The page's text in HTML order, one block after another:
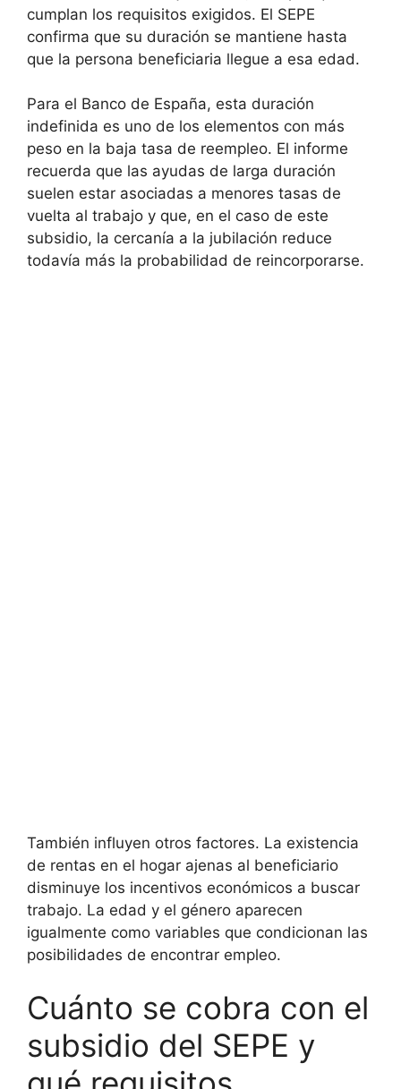
cumplan los requisitos exigidos. El SEPE
confirma que su duración se mantiene hasta
que la persona beneficiaria llegue a esa edad.
Para el Banco de España, esta duración
indefinida es uno de los elementos con más
peso en la baja tasa de reempleo. El informe
recuerda que las ayudas de larga duración
suelen estar asociadas a menores tasas de
vuelta al trabajo y que, en el caso de este
subsidio, la cercanía a la jubilación reduce
todavía más la probabilidad de reincorporarse.
También influyen otros factores. La existencia
de rentas en el hogar ajenas al beneficiario
disminuye los incentivos económicos a buscar
trabajo. La edad y el género aparecen
igualmente como variables que condicionan las
posibilidades de encontrar empleo.
Cuánto se cobra con el
subsidio del SEPE y